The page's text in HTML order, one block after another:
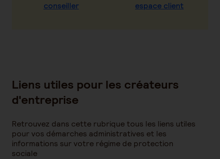
conseiller
espace client
Liens utiles pour les créateurs
d'entreprise
Retrouvez dans cette rubrique tous les liens utiles
pour vos démarches administratives et les
informations sur votre régime de protection
sociale